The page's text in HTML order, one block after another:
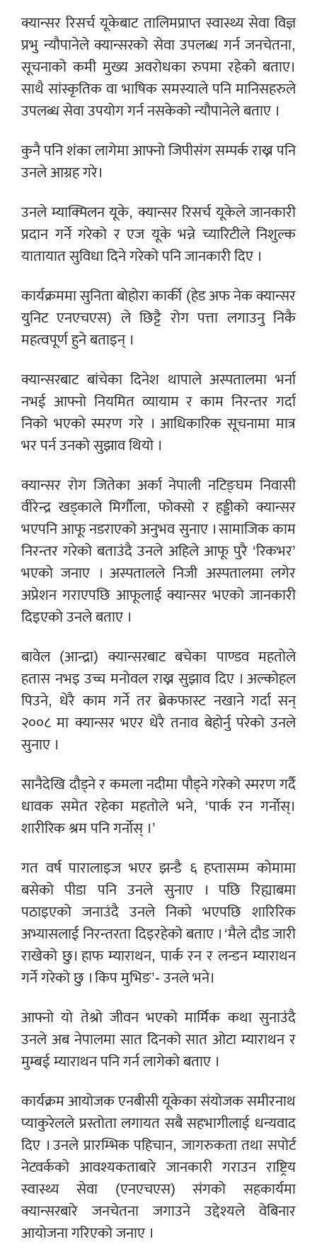
क्यान्सर रिसर्च यूकेबाट तालिमप्राप्त स्वास्थ्य सेवा विज्ञ
प्रभु न्यौपानेले क्यान्सरको सेवा उपलब्ध गर्न जनचेतना,
सूचनाको कमी मुख्य अवरोधका रुपमा रहेको बताए।
साथै सांस्कृतिक वा भाषिक समस्याले पनि मानिसहरुले
उपलब्ध सेवा उपयोग गर्न नसकेको न्यौपानेले बताए ।
कुनै पनि शंका लागेमा आफ्नो जिपीसंग सम्पर्क राख्न पनि
उनले आग्रह गरे।
उनले म्याक्मिलन यूके, क्यान्सर रिसर्च यूकेले जानकारी
प्रदान गर्ने गरेको र एज यूके भन्ने च्यारिटीले निशुल्क
यातायात सुविधा दिने गरेको पनि जानकारी दिए ।
कार्यक्रममा सुनिता बोहोरा कार्की (हेड अफ नेक क्यान्सर
युनिट एनएचएस) ले छिट्टै रोग पत्ता लगाउनु निकै
महत्वपूर्ण हुने बताइन् ।
क्यान्सरबाट बांचेका दिनेश थापाले अस्पतालमा भर्ना
नभई आफ्नो नियमित व्यायाम र काम निरन्तर गर्दा
निको भएको स्मरण गरे । आधिकारिक सूचनामा मात्र
भर पर्न उनको सुझाव थियो ।
क्यान्सर रोग जितेका अर्का नेपाली नटिङ्घम निवासी
वीरेन्द्र खड्काले मिर्गौला, फोक्सो र हड्डीको क्यान्सर
भएपनि आफू नडराएको अनुभव सुनाए । सामाजिक काम
निरन्तर गरेको बताउंदै उनले अहिले आफू पुरै ‘रिकभर’
भएको जनाए । अस्पतालले निजी अस्पतालमा लगेर
अप्रेशन गराएपछि आफूलाई क्यान्सर भएको जानकारी
दिइएको उनले बताए ।
बावेल (आन्द्रा) क्यान्सरबाट बचेका पाण्डव महतोले
हतास नभइ उच्च मनोवल राख्न सुझाव दिए । अल्कोहल
पिउने, धेरै काम गर्ने तर ब्रेकफास्ट नखाने गर्दा सन्
२००८ मा क्यान्सर भएर धेरै तनाव बेहोर्नु परेको उनले
सुनाए ।
सानैदेखि दौड्ने र कमला नदीमा पौड्ने गरेको स्मरण गर्दै
धावक समेत रहेका महतोले भने, ‘पार्क रन गर्नोस्।
शारीरिक श्रम पनि गर्नोस् ।’
गत वर्ष पारालाइज भएर झन्डै ६ हप्तासम्म कोमामा
बसेको पीडा पनि उनले सुनाए । पछि रिह्याबमा
पठाइएको जनाउंदै उनले निको भएपछि शारिरिक
अभ्यासलाई निरन्तरता दिइरहेको बताए । ‘मैले दौड जारी
राखेको छु। हाफ म्याराथन, पार्क रन र लन्डन म्याराथन
गर्ने गरेको छु । किप मुभिङ’- उनले भने।
आफ्नो यो तेश्रो जीवन भएको मार्मिक कथा सुनाउंदै
उनले अब नेपालमा सात दिनको सात ओटा म्याराथन र
मुम्बई म्याराथन पनि गर्न लागेको बताए ।
कार्यक्रम आयोजक एनबीसी यूकेका संयोजक समीरनाथ
प्याकुरेलले प्रस्तोता लगायत सबै सहभागीलाई धन्यवाद
दिए । उनले प्रारम्भिक पहिचान, जागरुकता तथा सपोर्ट
नेटवर्कको आवश्यकताबारे जानकारी गराउन राष्ट्रिय
स्वास्थ्य सेवा (एनएचएस) संगको सहकार्यमा
क्यान्सरबारे जनचेतना जगाउने उद्देश्यले वेबिनार
आयोजना गरिएको जनाए ।